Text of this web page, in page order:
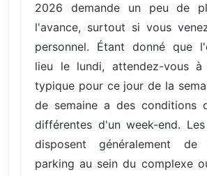
2026 demande un peu de
l'avance, surtout si vous
personnel. Étant donné que
lieu le lundi, attendez-vous
typique pour ce jour de la
de semaine a des conditions
différentes d'un week-end.
disposent généralement
parking au sein du complexe